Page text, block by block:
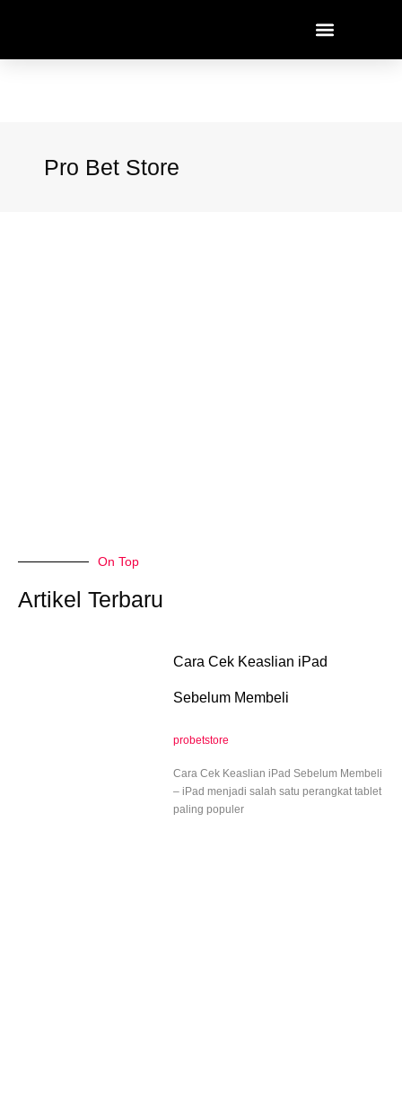
Pro Bet Store
On Top
Artikel Terbaru
Cara Cek Keaslian iPad
Sebelum Membeli
probetstore
Cara Cek Keaslian iPad Sebelum Membeli
– iPad menjadi salah satu perangkat tablet
paling populer